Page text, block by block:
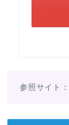
参照サイト：